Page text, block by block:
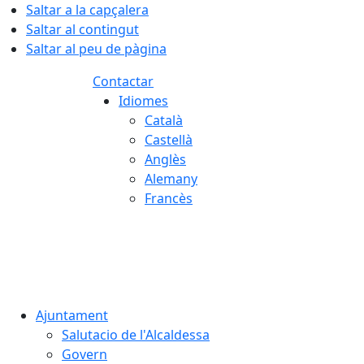
Saltar a la capçalera
Saltar al contingut
Saltar al peu de pàgina
Contactar
Idiomes
Català
Castellà
Anglès
Alemany
Francès
Ajuntament
Salutacio de l'Alcaldessa
Govern